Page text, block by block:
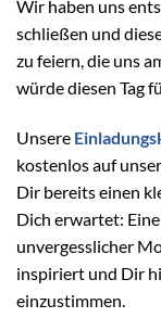
Wir haben uns
schließen und
zu feiern, die uns
würde diesen Tag
Unsere
kostenlos auf
Dir bereits einen
Dich erwartet:
unvergesslicher
inspiriert und Dir
einzustimmen.